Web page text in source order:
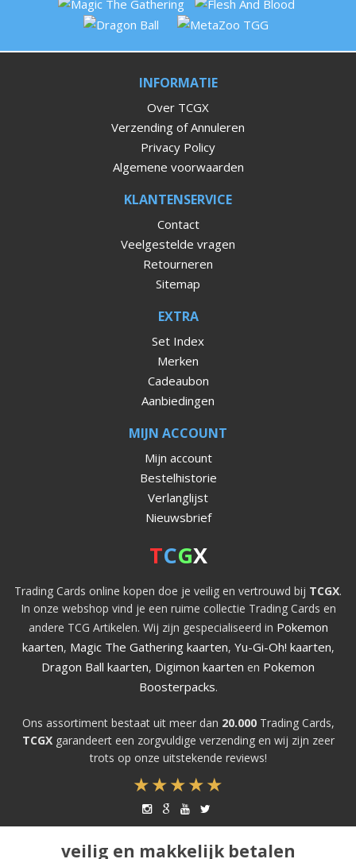
INFORMATIE
Over TCGX
Verzending of Annuleren
Privacy Policy
Algemene voorwaarden
KLANTENSERVICE
Contact
Veelgestelde vragen
Retourneren
Sitemap
EXTRA
Set Index
Merken
Cadeaubon
Aanbiedingen
MIJN ACCOUNT
Mijn account
Bestelhistorie
Verlanglijst
Nieuwsbrief
TCGX
Trading Cards online kopen doe je veilig en vertrouwd bij TCGX.
In onze webshop vind je een ruime collectie Trading Cards en
andere TCG Artikelen. Wij zijn gespecialiseerd in Pokemon
kaarten, Magic The Gathering kaarten, Yu-Gi-Oh! kaarten,
Dragon Ball kaarten, Digimon kaarten en Pokemon
Boosterpacks.
Ons assortiment bestaat uit meer dan 20.000Trading Cards,
TCGXgarandeert een zorgvuldige verzending en wij zijn zeer
trots op onze uitstekende reviews!
veilig en makkelijk betalen